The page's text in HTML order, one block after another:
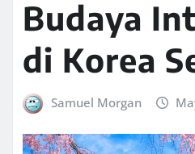
Budaya
di Korea
Samuel Morgan